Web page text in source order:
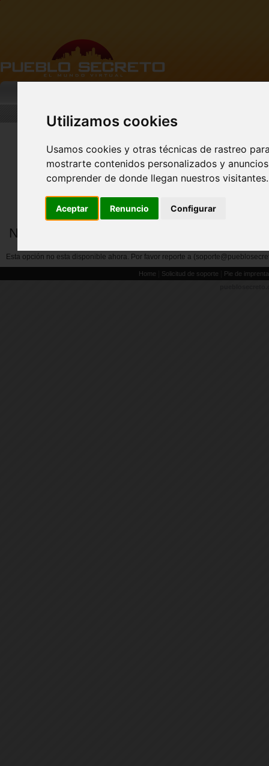
Utilizamos cookies
Usamos cookies y otras técnicas de rastreo
mostrarte contenidos personalizados y
comprender de donde llegan nuestros visitantes.
Aceptar Renuncio Configurar
FACEBOOK Pueblo
Secreto - CLIC AQUÍ
Notificar abuso por miembros
Esta opción no esta disponible ahora. Por favor reporte a
Home Solicitud de soporte Pie de imprenta